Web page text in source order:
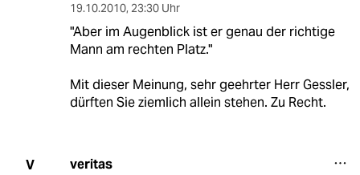
19.10.2010, 23:30 Uhr
"Aber im Augenblick ist er genau der richtige
Mann am rechten Platz."
Mit dieser Meinung, sehr geehrter Herr Gessler,
dürften Sie ziemlich allein stehen. Zu Recht.
V veritas